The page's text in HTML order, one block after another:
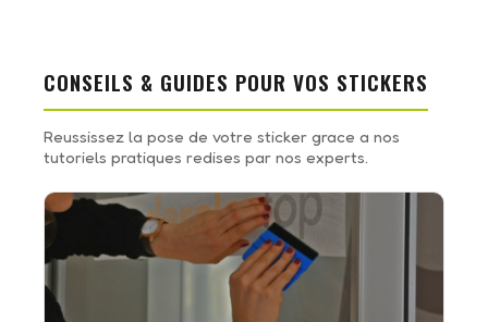
CONSEILS & GUIDES POUR VOS STICKERS
Reussissez la pose de votre sticker grace a nos
tutoriels pratiques redises par nos experts.